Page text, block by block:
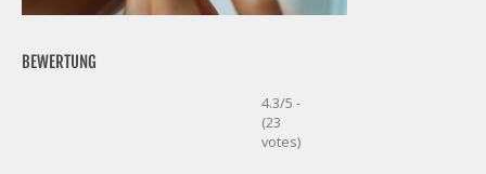
BEWERTUNG
4.3/5 -
(23
votes)